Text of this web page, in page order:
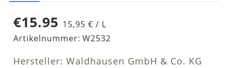
€15.95 15,95 € / L
Artikelnummer: W2532
Hersteller: Waldhausen GmbH & Co. KG